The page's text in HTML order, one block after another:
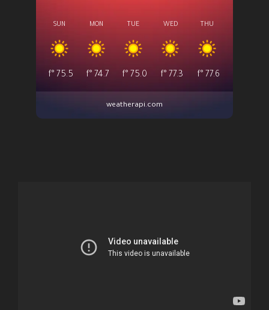
SUN
75.5
°f
MON
74.7
°f
TUE
75.0
°f
WED
77.3
°f
THU
77.6
°f
weatherapi.com